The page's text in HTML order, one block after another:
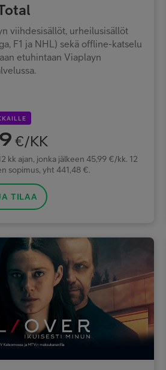
viihdesisällöt, urheilusisällöt
F1 ja NHL) sekä offline-katselu
etuhintaan Viaplayn
€/KK
kk ajan, jonka jälkeen 45,99 €/kk. 12
sopimus, yht 441,48 €.
TILAA